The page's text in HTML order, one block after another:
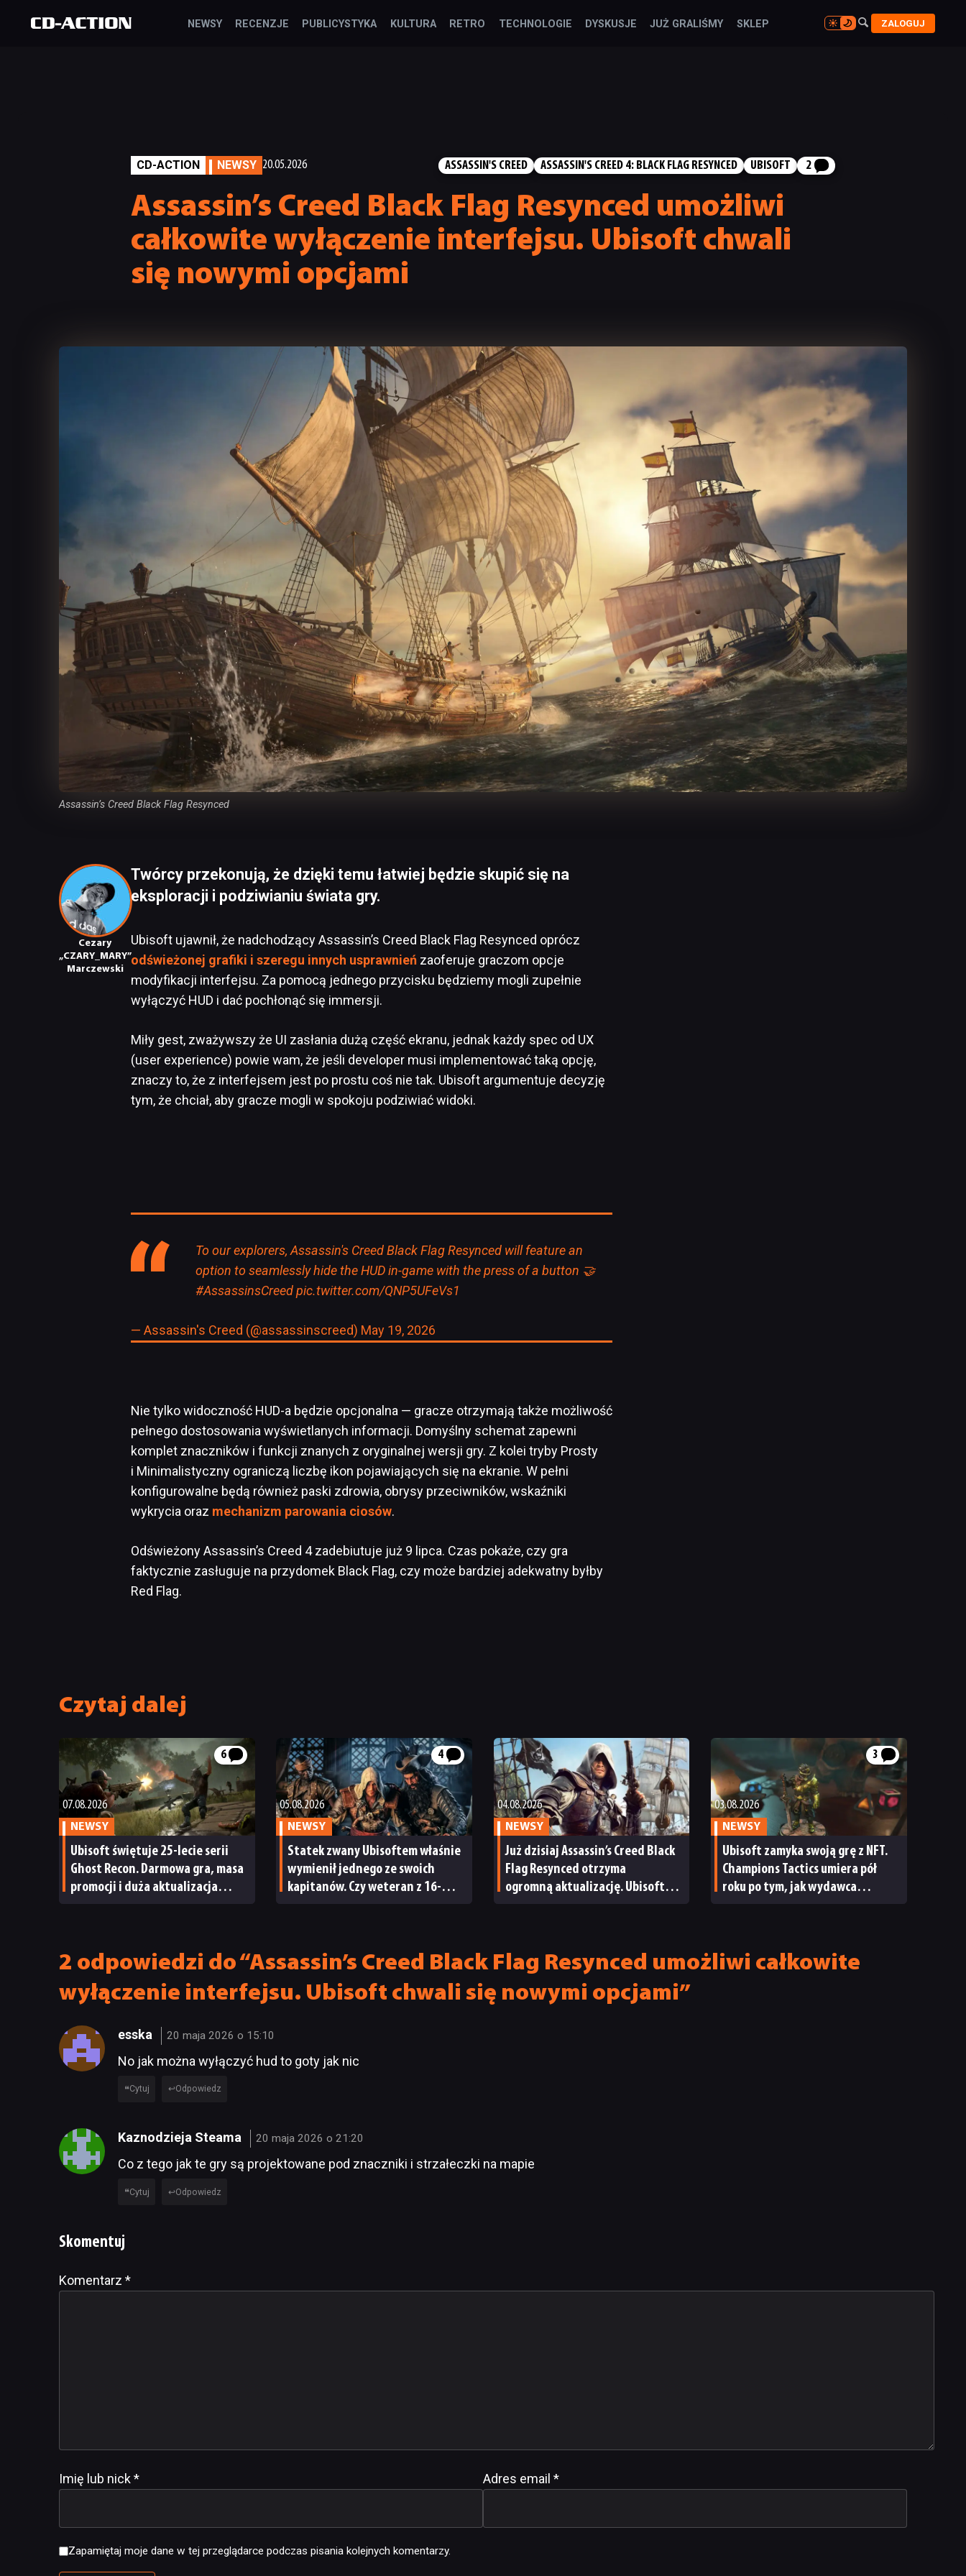
NEWSY RECENZJE PUBLICYSTYKA KULTURA RETRO TECHNOLOGIE DYSKUSJE JUŻ GRALIŚMY SKLEP 
 ZALOGUJ
CD-ACTION NEWSY 20.05.2026 ASSASSIN'S CREED ASSASSIN'S CREED 4: BLACK FLAG RESYNCED UBISOFT 2
Assassin’s Creed Black Flag Resynced umożliwi
całkowite wyłączenie interfejsu. Ubisoft chwali
się nowymi opcjami
Assassin’s Creed Black Flag Resynced
Cezary
„CZARY_MARY”
Marczewski
Twórcy przekonują, że dzięki temu łatwiej będzie skupić się na
eksploracji i podziwianiu świata gry.
Ubisoft ujawnił, że nadchodzący Assassin’s Creed Black Flag Resynced oprócz
odświeżonej grafiki i szeregu innych usprawnień zaoferuje graczom opcje
modyfikacji interfejsu. Za pomocą jednego przycisku będziemy mogli zupełnie
wyłączyć HUD i dać pochłonąć się immersji.
Miły gest, zważywszy że UI zasłania dużą część ekranu, jednak każdy spec od UX
(user experience) powie wam, że jeśli developer musi implementować taką opcję,
znaczy to, że z interfejsem jest po prostu coś nie tak. Ubisoft argumentuje decyzję
tym, że chciał, aby gracze mogli w spokoju podziwiać widoki.
To our explorers, Assassin's Creed Black Flag Resynced will feature an
option to seamlessly hide the HUD in-game with the press of a button 🤝
#AssassinsCreedpic.twitter.com/QNP5UFeVs1
— Assassin's Creed (@assassinscreed) May 19, 2026
Nie tylko widoczność HUD-a będzie opcjonalna — gracze otrzymają także możliwość
pełnego dostosowania wyświetlanych informacji. Domyślny schemat zapewni
komplet znaczników i funkcji znanych z oryginalnej wersji gry. Z kolei tryby Prosty
i Minimalistyczny ograniczą liczbę ikon pojawiających się na ekranie. W pełni
konfigurowalne będą również paski zdrowia, obrysy przeciwników, wskaźniki
wykrycia oraz mechanizm parowania ciosów.
Odświeżony Assassin’s Creed 4 zadebiutuje już 9 lipca. Czas pokaże, czy gra
faktycznie zasługuje na przydomek Black Flag, czy może bardziej adekwatny byłby
Red Flag.
Czytaj dalej
6
07.08.2026
NEWSY
Ubisoft świętuje 25-lecie serii
Ghost Recon. Darmowa gra, masa
promocji i duża aktualizacja
4
05.08.2026
NEWSY
Statek zwany Ubisoftem właśnie
wymienił jednego ze swoich
kapitanów. Czy weteran z 16-
04.08.2026
NEWSY
Już dzisiaj Assassin’s Creed Black
Flag Resynced otrzyma
ogromną aktualizację. Ubisoft
3
03.08.2026
NEWSY
Ubisoft zamyka swoją grę z NFT.
Champions Tactics umiera pół
roku po tym, jak wydawca
2 odpowiedzi do “Assassin’s Creed Black Flag Resynced umożliwi całkowite
wyłączenie interfejsu. Ubisoft chwali się nowymi opcjami”
esska 20 maja 2026 o 15:10
No jak można wyłączyć hud to goty jak nic
Cytuj Odpowiedz
Kaznodzieja Steama 20 maja 2026 o 21:20
Co z tego jak te gry są projektowane pod znaczniki i strzałeczki na mapie
Cytuj Odpowiedz
Skomentuj
Komentarz *
Imię lub nick* Adres email *
Zapamiętaj moje dane w tej przeglądarce podczas pisania kolejnych komentarzy.
Alternative: